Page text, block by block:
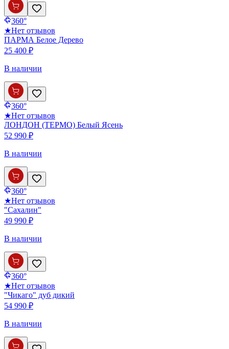
360°
★Нет отзывов
ПАРМА Белое Дерево
25 400 ₽
В наличии
360°
★Нет отзывов
ЛОНДОН (ТЕРМО) Белый Ясень
52 990 ₽
В наличии
360°
★Нет отзывов
"Сахалин"
49 990 ₽
В наличии
360°
★Нет отзывов
"Чикаго" дуб дикий
54 990 ₽
В наличии